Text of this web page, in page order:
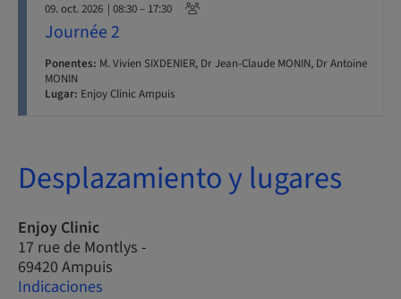
09. oct. 2026 | 08:30 – 17:30
Journée 2
Ponentes: M. Vivien SIXDENIER, Dr Jean-Claude MONIN, Dr Antoine
MONIN
Lugar: Enjoy Clinic Ampuis
Desplazamiento y lugares
Enjoy Clinic
17 rue de Montlys -
69420 Ampuis
Indicaciones